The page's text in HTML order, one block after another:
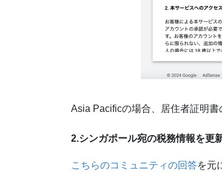
Asia Pacificの場合、居住者証明書
2.シンガポール宛の税務情報を更
こちらのコミュニティの回答を元